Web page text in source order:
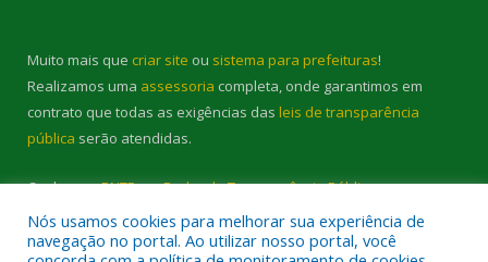
Muito mais que criar site ou sistema para prefeituras!
Realizamos uma assessoria completa, onde garantimos em
contrato que todas as exigências das leis de transparência
pública serão atendidas.
Conheça oPNTPe oRadar da Transparência Pública
Nós usamos cookies para melhorar sua experiência de
navegação no portal. Ao utilizar nosso portal, você